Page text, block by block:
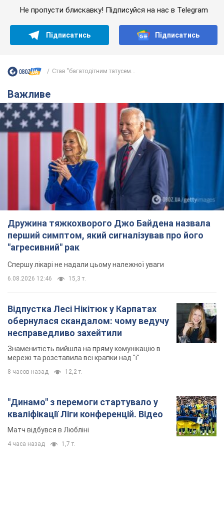
Не пропусти блискавку! Підписуйся на нас в Telegram
Підписатись Підписатись
Став "багатодітним татусем...
Важливе
Дружина тяжкохворого Джо Байдена назвала
перший симптом, який сигналізував про його
"агресивний" рак
Спершу лікарі не надали цьому належної уваги
6.08.2026 12:46 15,3 т.
Відпустка Лесі Нікітюк у Карпатах
обернулася скандалом: чому ведучу
несправедливо захейтили
Знаменитість вийшла на пряму комунікацію в
мережі та розставила всі крапки над "і"
8 часов назад 12,2 т.
"Динамо" з перемоги стартувало у
кваліфікації Ліги конференцій. Відео
Матч відбувся в Любліні
4 часа назад 1,7 т.